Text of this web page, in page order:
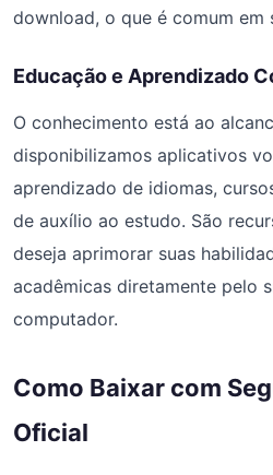
download, o que é comum em
Educação e Aprendizado
O conhecimento está ao
disponibilizamos aplicativos
aprendizado de idiomas,
de auxílio ao estudo. São
deseja aprimorar suas
acadêmicas diretamente pelo
computador.
Como Baixar com
Oficial